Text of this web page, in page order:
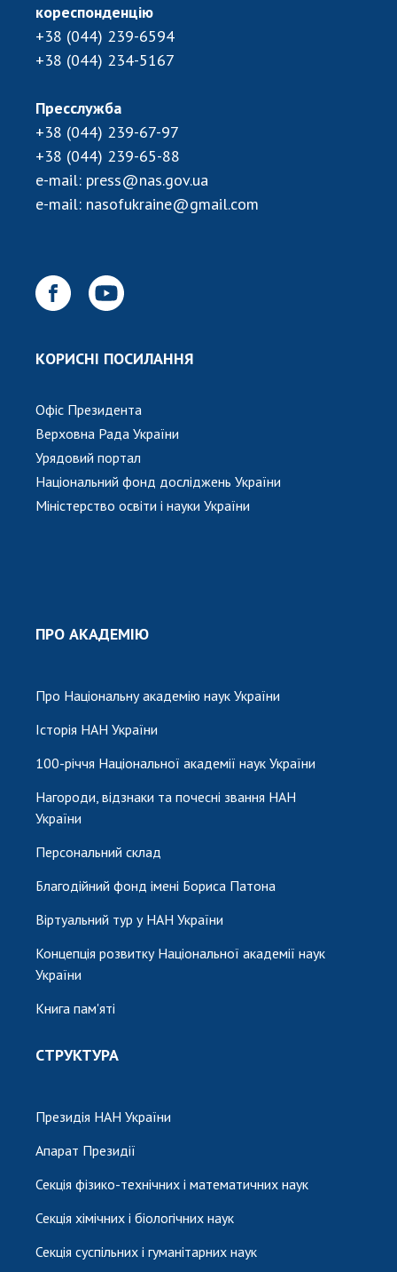
кореспонденцію
+38 (044) 239-6594
+38 (044) 234-5167
Пресслужба
+38 (044) 239-67-97
+38 (044) 239-65-88
e-mail: press@nas.gov.ua
e-mail: nasofukraine@gmail.com
КОРИСНІ ПОСИЛАННЯ
Офіс Президента
Верховна Рада України
Урядовий портал
Національний фонд досліджень України
Міністерство освіти і науки України
ПРО АКАДЕМІЮ
Про Національну академію наук України
Історія НАН України
100-річчя Національної академії наук України
Нагороди, відзнаки та почесні звання НАН
України
Персональний склад
Благодійний фонд імені Бориса Патона
Віртуальний тур у НАН України
Концепція розвитку Національної академії наук
України
Книга пам'яті
СТРУКТУРА
Президія НАН України
Апарат Президії
Секція фізико-технічних і математичних наук
Секція хімічних і біологічних наук
Секція суспільних і гуманітарних наук